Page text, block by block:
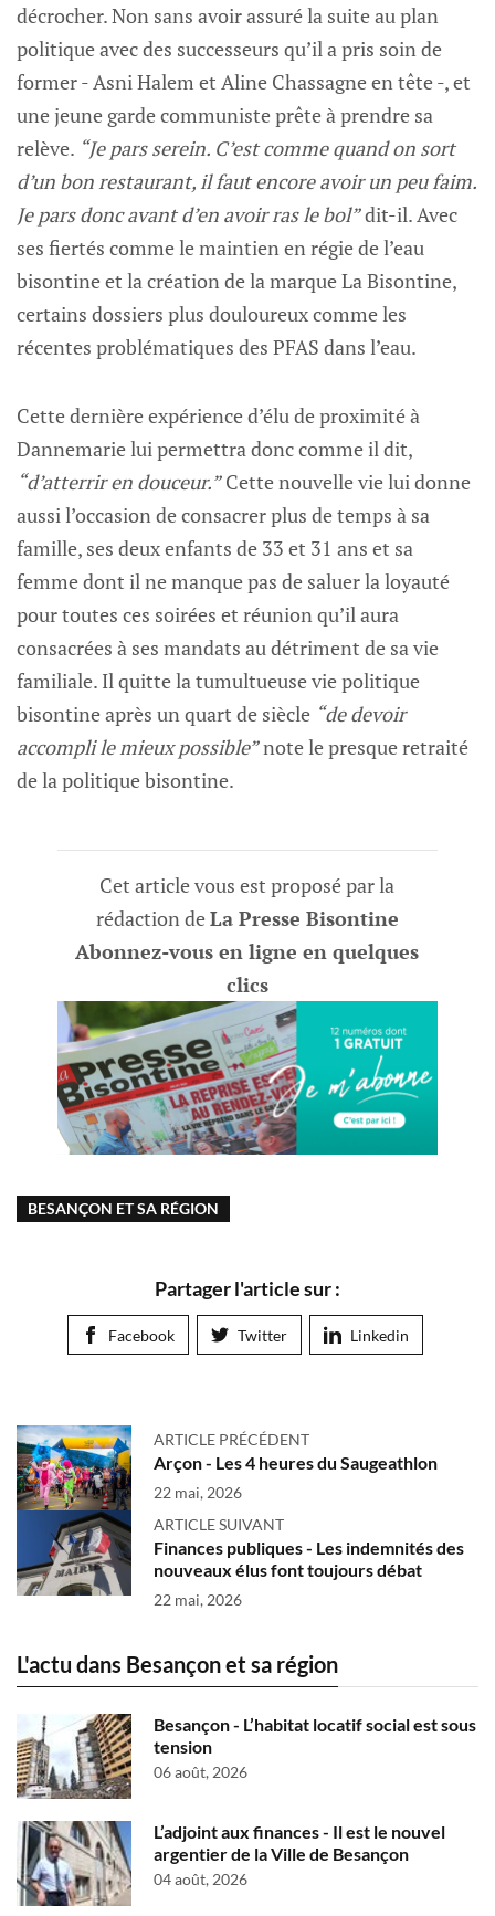
décrocher. Non sans avoir assuré la suite au plan
politique avec des successeurs qu’il a pris soin de
former - Asni Halem et Aline Chassagne en tête -, et
une jeune garde communiste prête à prendre sa
relève. “Je pars serein. C’est comme quand on sort
d’un bon restaurant, il faut encore avoir un peu faim.
Je pars donc avant d’en avoir ras le bol”dit-il. Avec
ses fiertés comme le maintien en régie de l’eau
bisontine et la création de la marque La Bisontine,
certains dossiers plus douloureux comme les
récentes problématiques des PFAS dans l’eau.
Cette dernière expérience d’élu de proximité à
Dannemarie lui permettra donc comme il dit,
“d’atterrir en douceur.”Cette nouvelle vie lui donne
aussi l’occasion de consacrer plus de temps à sa
famille, ses deux enfants de 33 et 31 ans et sa
femme dont il ne manque pas de saluer la loyauté
pour toutes ces soirées et réunion qu’il aura
consacrées à ses mandats au détriment de sa vie
familiale. Il quitte la tumultueuse vie politique
bisontine après un quart de siècle “de devoir
accompli le mieux possible”note le presque retraité
de la politique bisontine.
Cet article vous est proposé par la
rédaction deLa Presse Bisontine
Abonnez-vous en ligne en quelques
clics
BESANÇON ET SA RÉGION
Partager l'article sur :
Facebook Twitter Linkedin
ARTICLE PRÉCÉDENT
Arçon - Les 4 heures du Saugeathlon
22 mai, 2026
ARTICLE SUIVANT
Finances publiques - Les indemnités des
nouveaux élus font toujours débat
22 mai, 2026
L'actu dans Besançon et sa région
Besançon - L’habitat locatif social est sous
tension
06 août, 2026
L’adjoint aux finances - Il est le nouvel
argentier de la Ville de Besançon
04 août, 2026